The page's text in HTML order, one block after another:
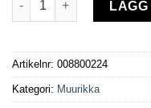
Artikelnr: 008800224
Kategori: Muurikka